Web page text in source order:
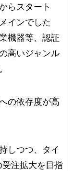
らスタート
インでした
機器等、認証
高いジャンル
の依存度が高
しつつ、タイ
注拡大を目指